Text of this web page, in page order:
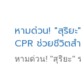
หามด่วน! "สุริย
CPR ช่วยชีวิตสำ
หามด่วน! "สุริยะ"